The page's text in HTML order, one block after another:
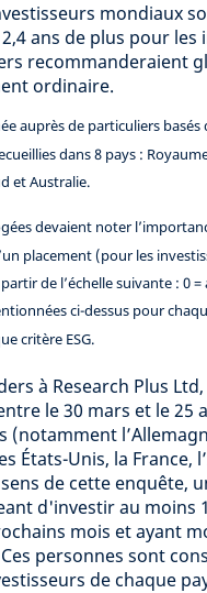
mondiaux
ans de plus pour
recommanderaient
ordinaire.
auprès de particuliers
dans 8 pays :
et Australie.
devaient noter
placement (pour les
de l’échelle suivante : 0
ci-dessus pour
critère ESG.
à Research Plus
le 30 mars et le 25
(notamment
États-Unis, la France,
de cette enquête,
d'investir au moins
mois et ayant
personnes sont
de chaque